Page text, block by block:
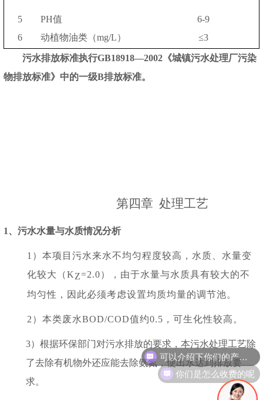
5 PH值
6-9
6
动植物油类（mg/L） ≤3
污水排放标准执行GB18918—2002《城镇污水处理厂污染
物排放标准》中的一级B排放标准。
第四章 处理工艺
1、污水水量与水质情况分析
1 ）本项目污水来水不均匀程度较高，水质、水量变
化较大（KZ=2.0），由于水量与水质具有较大的不
均匀性，因此必须考虑设置均质均量的调节池。
2 ）本类废水BOD/COD值约0.5 ，可生化性较高。
3）根据环保部门对污水排放的要求，本污水处理工艺除
了去除有机物外还应能去除氨氮，使出水达到排放要
求。
你们是怎么收费的呢